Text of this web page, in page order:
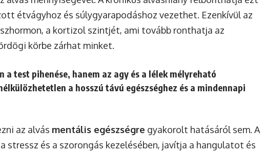
étvágyhoz és súlygyarapodáshoz vezethet. Ezenkívül az
a kortizol szintjét, ami tovább ronthatja az
körbe zárhat minket.
a test pihenése, hanem az agy és a lélek mélyreható
a hosszú távú egészséghez és a mindennapi
az alvás mentális egészségre gyakorolt hatásáról sem. A
stressz és a szorongás kezelésében, javítja a hangulatot és